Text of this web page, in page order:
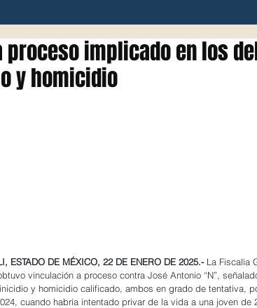
proceso implicado en los
y homicidio
ESTADO DE MÉXICO, 22 DE ENERO DE 2025.- La Fiscalía
vinculación a proceso contra José Antonio “N”,
y homicidio calificado, ambos en grado de tentativa,
cuando habría intentado privar de la vida a una joven de